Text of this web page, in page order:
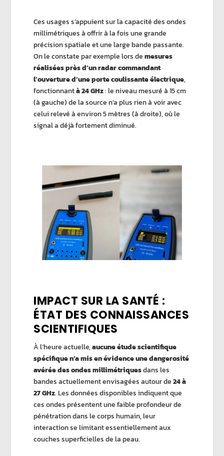
Ces usages s’appuient sur la capacité des ondes
millimétriques à offrir à la fois une grande
précision spatiale et une large bande passante.
On le constate par exemple lors demesures
réalisées près d’un radar commandant
l’ouverture d’une porte coulissante électrique,
fonctionnantà 24 GHz: le niveau mesuré à 15 cm
(à gauche) de la source n’a plus rien à voir avec
celui relevé à environ 5 mètres (à droite), où le
signal a déjà fortement diminué.
IMPACT SUR LA SANTÉ :
ÉTAT DES CONNAISSANCES
SCIENTIFIQUES
À l’heure actuelle,aucune étude scientifique
spécifique n’a mis en évidence une dangerosité
avérée desondes millimétriquesdans les
bandes actuellement envisagées autour de24 à
27 GHz. Les données disponibles indiquent que
ces ondes présentent une faible profondeur de
pénétration dans le corps humain, leur
interaction se limitant essentiellement aux
couches superficielles de la peau.